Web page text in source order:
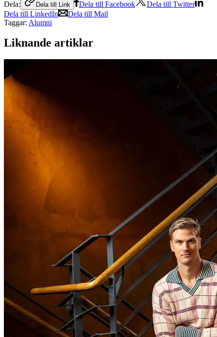
Dela: Dela till Link Dela till Facebook
Dela till Twitter
Dela till LinkedIn
Dela till Mail
Taggar: Alumni
Liknande artiklar